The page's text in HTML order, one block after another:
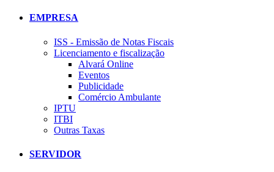
EMPRESA
ISS - Emissão de Notas Fiscais
Licenciamento e fiscalização
Alvará Online
Eventos
Publicidade
Comércio Ambulante
IPTU
ITBI
Outras Taxas
SERVIDOR